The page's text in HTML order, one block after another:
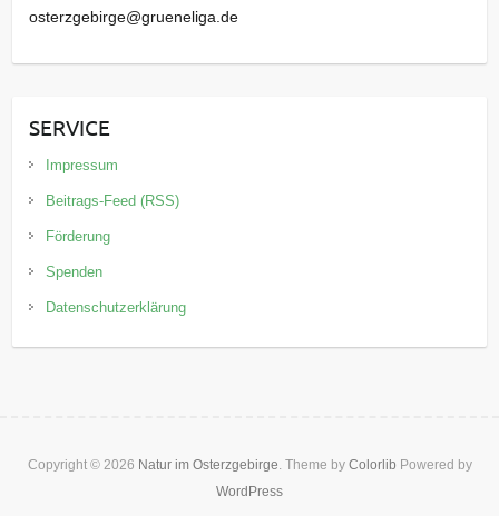
osterzgebirge@grueneliga.de
SERVICE
Impressum
Beitrags-Feed (RSS)
Förderung
Spenden
Datenschutzerklärung
Copyright © 2026 Natur im Osterzgebirge . Theme by Colorlib Powered by
WordPress